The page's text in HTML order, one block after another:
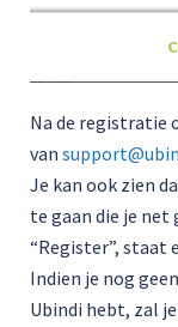
Na de registratie
van
Je kan ook zien
te gaan die je
“Register”, staat
Indien je nog
Ubindi hebt, zal